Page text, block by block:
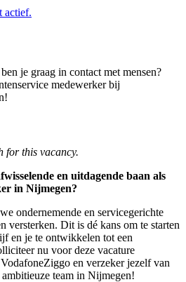
actief.
je graag in contact met mensen?
medewerker bij
for this vacancy.
en uitdagende baan als
in Nijmegen?
ondernemende en servicegerichte
versterken. Dit is dé kans om te starten
en je te ontwikkelen tot een
nu voor deze vacature
en verzeker jezelf van
team in Nijmegen!